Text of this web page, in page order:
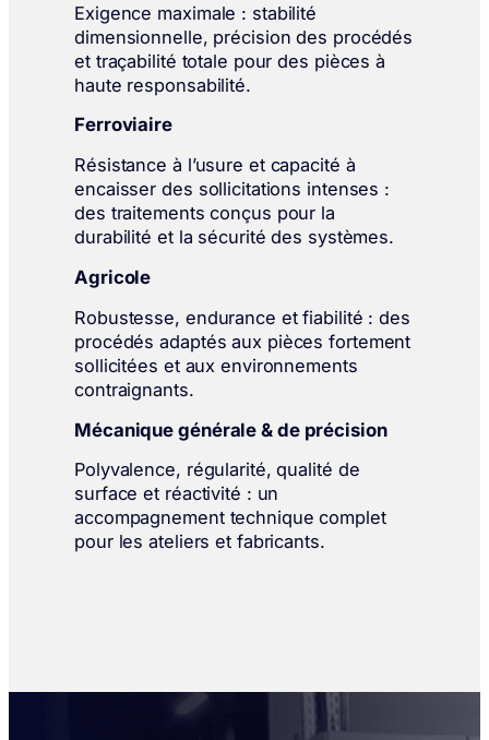
Exigence maximale : stabilité
dimensionnelle, précision des procédés
et traçabilité totale pour des pièces à
haute responsabilité.
Ferroviaire
Résistance à l’usure et capacité à
encaisser des sollicitations intenses :
des traitements conçus pour la
durabilité et la sécurité des systèmes.
Agricole
Robustesse, endurance et fiabilité : des
procédés adaptés aux pièces fortement
sollicitées et aux environnements
contraignants.
Mécanique générale & de précision
Polyvalence, régularité, qualité de
surface et réactivité : un
accompagnement technique complet
pour les ateliers et fabricants.